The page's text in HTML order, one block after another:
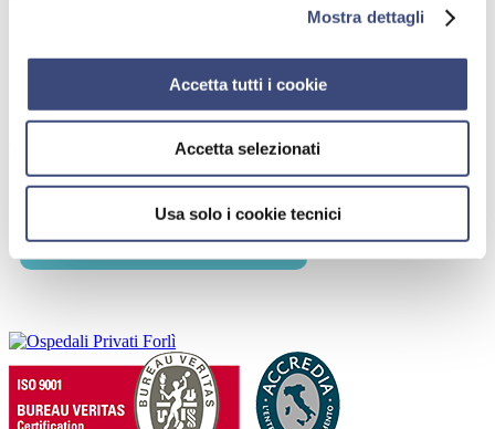
Mostra dettagli
Accetta tutti i cookie
Accetta selezionati
Usa solo i cookie tecnici
Le sedi su cui sono attive le sue consulenze
Villa Serena